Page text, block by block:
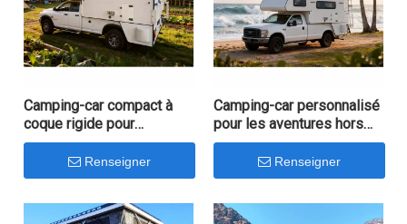
Camping-car compact à
coque rigide pour
utilisation terrestre
Renseigner
Camping-car personnalisé
pour les aventures hors
route
Renseigner